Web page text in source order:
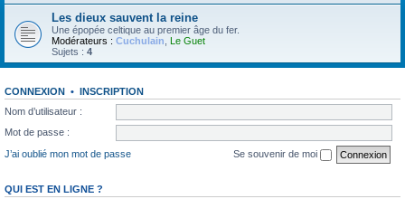
Les dieux sauvent la reine
Une épopée celtique au premier âge du fer.
Modérateurs : Cuchulain
Le Guet
Sujets : 4
CONNEXION • INSCRIPTION
Nom d’utilisateur :
Mot de passe :
J’ai oublié mon mot de passe
Se souvenir de moi
QUI EST EN LIGNE ?